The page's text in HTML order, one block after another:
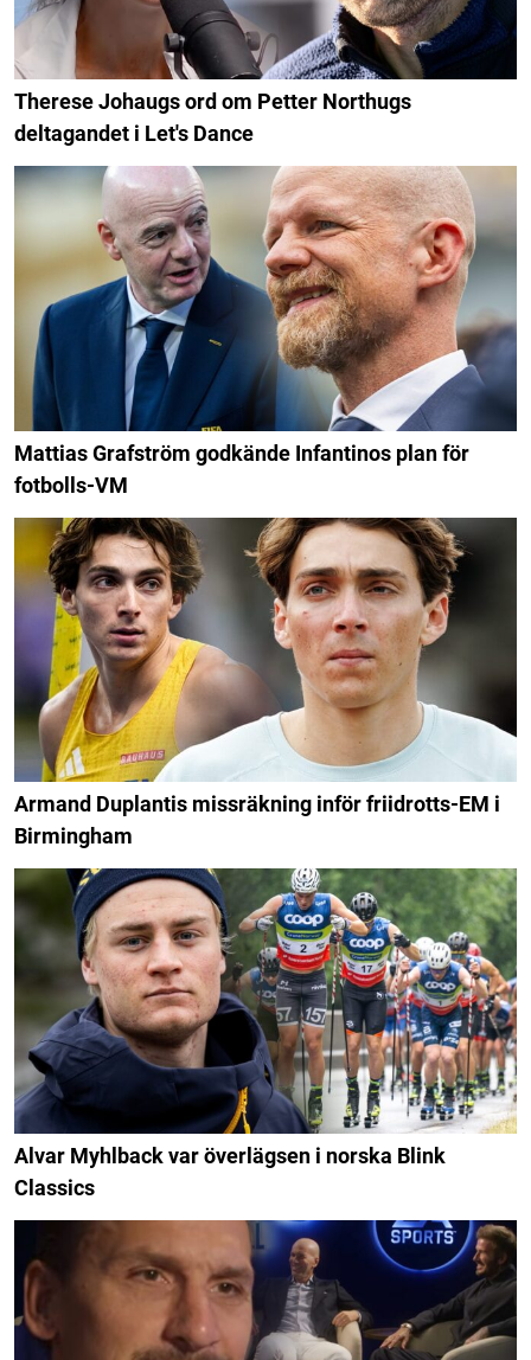
Therese Johaugs ord om Petter Northugs
deltagandet i Let's Dance
Mattias Grafström godkände Infantinos plan för
fotbolls-VM
Armand Duplantis missräkning inför friidrotts-EM i
Birmingham
Alvar Myhlback var överlägsen i norska Blink
Classics